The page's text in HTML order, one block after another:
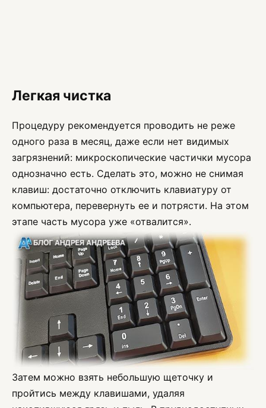
Легкая чистка
Процедуру рекомендуется проводить не реже
одного раза в месяц, даже если нет видимых
загрязнений: микроскопические частички мусора
однозначно есть. Сделать это, можно не снимая
клавиш: достаточно отключить клавиатуру от
компьютера, перевернуть ее и потрясти. На этом
этапе часть мусора уже «отвалится».
Затем можно взять небольшую щеточку и
пройтись между клавишами, удаляя